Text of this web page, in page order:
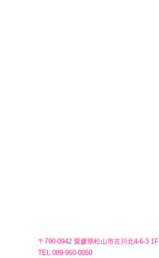
〒790-0942 愛媛県松山市古川北4-6-3 1F
TEL.089-960-0050